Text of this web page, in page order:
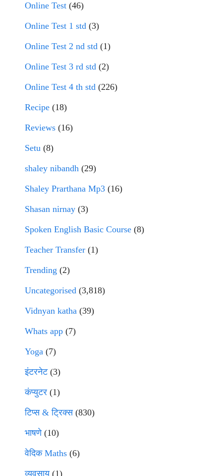
Online Test (46)
Online Test 1 std (3)
Online Test 2 nd std (1)
Online Test 3 rd std (2)
Online Test 4 th std (226)
Recipe (18)
Reviews (16)
Setu (8)
shaley nibandh (29)
Shaley Prarthana Mp3 (16)
Shasan nirnay (3)
Spoken English Basic Course (8)
Teacher Transfer (1)
Trending (2)
Uncategorised (3,818)
Vidnyan katha (39)
Whats app (7)
Yoga (7)
इंटरनेट(3)
कंप्युटर (1)
टिप्स & ट्रिक्स(830)
भाषणे(10)
वेदिक Maths (6)
व्यवसाय(1)